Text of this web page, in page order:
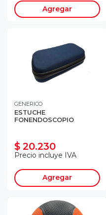
Agregar
GENERICO
ESTUCHE
FONENDOSCOPIO
$ 20.230
Precio incluye IVA
Agregar